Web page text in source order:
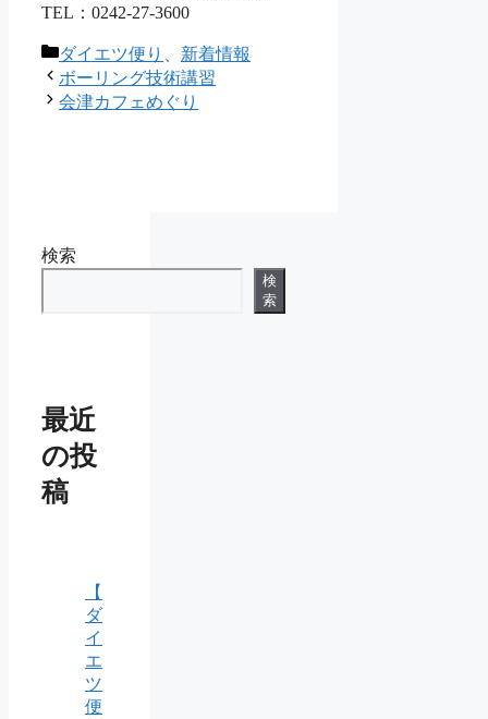
TEL：0242-27-3600
カ
テ
ゴ
ダイエツ便り
新着情報
ボーリング技術講習
会津カフェめぐり
検索
検
索
最近
の投
稿
【
ダ
イ
エ
ツ
便